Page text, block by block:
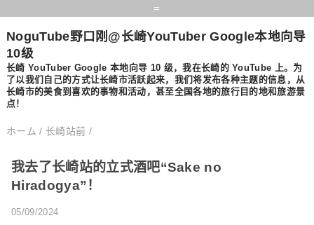
=
NoguTube野口刚@长崎YouTuber Google本地向导
10级
长崎 YouTuber Google 本地向导 10 级，我在长崎的 YouTube 上。为
了以我们自己的方式让长崎市活跃起来，我们将发布各种主题的信息，从
长崎市的美食到喜欢的事物和活动，甚至全国各地的旅行目的地和旅游景
点！
ホーム / 长崎站前 /
我去了长崎站的立式酒吧“Sake no
Hiradogya”！
05/09/2024